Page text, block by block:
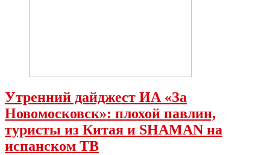
Утренний дайджест ИА «За
Новомосковск»: плохой павлин,
туристы из Китая и SHAMAN на
испанском ТВ